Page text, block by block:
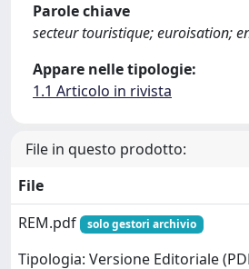
Parole chiave
secteur touristique; euroisation;
Appare nelle tipologie:
1.1 Articolo in rivista
File in questo prodotto:
File
REM.pdf
solo gestori archivio
Tipologia: Versione Editoriale